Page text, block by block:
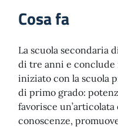
Cosa fa
La scuola secondaria
di tre anni e
iniziato con la scuola
di primo grado:
favorisce
conoscenze,